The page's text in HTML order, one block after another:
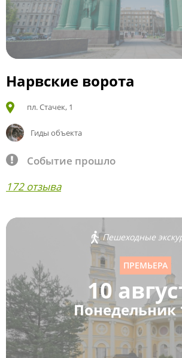
Нарвские ворота
пл. Стачек, 1
Гиды объекта
Событие прошло
172 отзыва
Пешеходные
ПРЕМЬЕРА
10
Понедельник